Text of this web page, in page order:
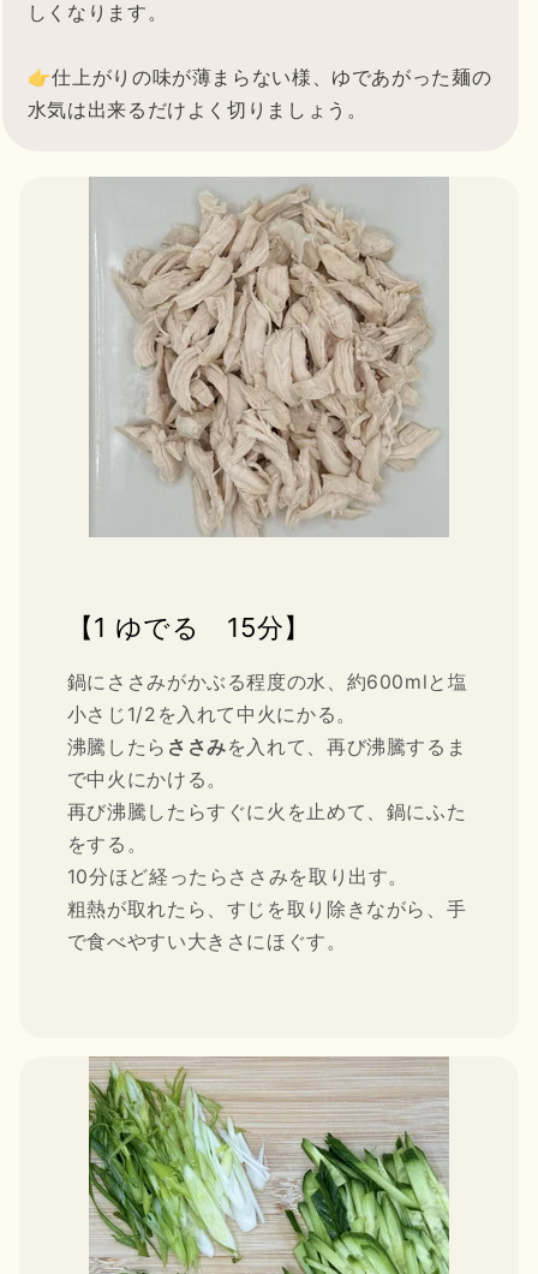
しくなります。
👉仕上がりの味が薄まらない様、ゆであがった麺の
水気は出来るだけよく切りましょう。
【1 ゆでる 15分】
鍋にささみがかぶる程度の水、約600mlと塩
小さじ1/2を入れて中火にかる。
沸騰したら ささみを入れて、再び沸騰するま
で中火にかける。
再び沸騰したらすぐに火を止めて、鍋にふた
をする。
10分ほど経ったらささみを取り出す。
粗熱が取れたら、すじを取り除きながら、手
で食べやすい大きさにほぐす。